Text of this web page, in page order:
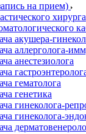
на прием)
хирурга
акушера-
аллерголога-
анестезиолога
гематолога
генетика
гинеколога-
гинеколога-